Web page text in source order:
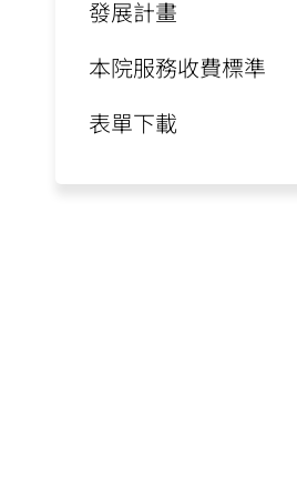
發展計畫
本院服務收費標準
表單下載